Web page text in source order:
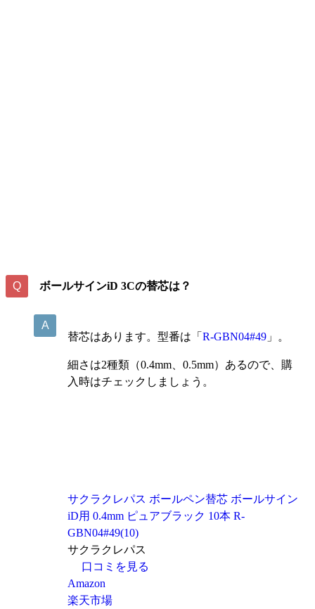
ボールサインiD 3Cの替芯は？
替芯はあります。型番は「 R-GBN04#49 」。
細さは2種類（0.4mm、0.5mm）あるので、購
入時はチェックしましょう。
サクラクレパス ボールペン替芯 ボールサイン
iD用 0.4mm ピュアブラック 10本 R-
GBN04#49(10)
サクラクレパス
口コミを見る
Amazon
楽天市場